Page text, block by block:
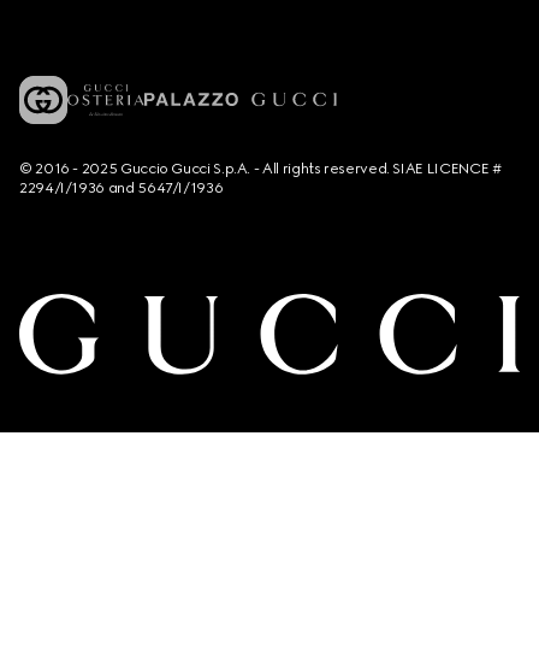
© 2016 - 2025 Guccio Gucci S.p.A. - All rights reserved. SIAE LICENCE #
2294/I/1936 and 5647/I/1936